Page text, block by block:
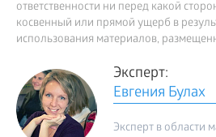
ответственности ни перед какой
косвенный или прямой ущерб в
использования материалов,
Эксперт:
Евгения Булах
Эксперт в области